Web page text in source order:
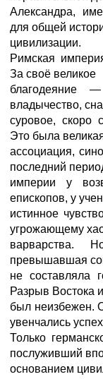
Александра,
для общей
цивилизации.
Римская
За своё великое
благодеяние
владычество,
суровое, скоро
Это была
ассоциация,
последний
империи у
епископов, у
истинное
угрожающему
варварства.
превышавшая
не составляла
Разрыв Востока
был неизбежен.
увенчались
Только
послуживший
основанием